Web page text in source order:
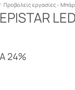
/ Προβολείς εργασίες -
24%
108 Watt Υψηλής